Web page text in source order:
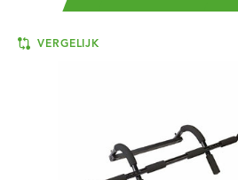
VERGELIJK